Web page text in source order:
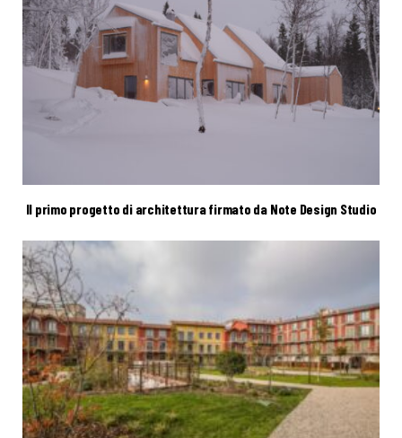
Il primo progetto di architettura firmato da Note Design Studio